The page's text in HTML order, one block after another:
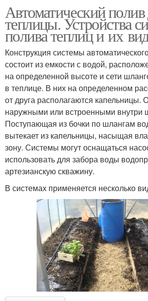
Автоматический
теплицы. Устройства
полива теплиц и их
Конструкция системы
состоит из емкости с водой,
на определенной высоте и сети
в теплице. В них на определенном
от друга располагаются капельницы.
наружными или встроенными внутри
Поступающая из бочки по шлангам
вытекает из капельницы, насыщая
зону. Системы могут оснащаться
использовать для забора воды
артезианскую скважину.
В системах применяется несколько